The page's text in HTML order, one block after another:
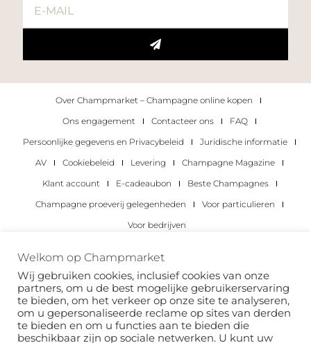
Over Champmarket – Champagne online kopen
Ons engagement
Contacteer ons
FAQ
Persoonlijke gegevens en Privacybeleid
Juridische informatie
AV
Cookiebeleid Levering
Champagne Magazine
Klant account
E-cadeaubon
Beste Champagnes
Champagne proeverij gelegenheden
Voor particulieren
Voor bedrijven
Copyright 2022 © alle rechten voorbehouden.
Welkom op Champmarket
Wij gebruiken cookies, inclusief cookies van onze
partners, om u de best mogelijke gebruikerservaring
te bieden, om het verkeer op onze site te analyseren,
om u gepersonaliseerde reclame op sites van derden
te bieden en om u functies aan te bieden die
beschikbaar zijn op sociale netwerken. U kunt uw